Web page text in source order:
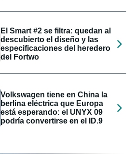
El Smart #2 se filtra: quedan al
descubierto el diseño y las
especificaciones del heredero
del Fortwo
Volkswagen tiene en China la
berlina eléctrica que Europa
está esperando: el UNYX 09
podría convertirse en el ID.9